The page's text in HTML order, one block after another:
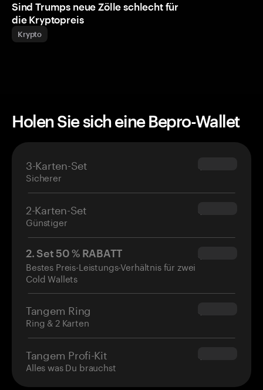
Sind Trumps neue Zölle schlecht für
die Kryptopreis
Krypto
Holen Sie sich eine Bepro-Wallet
3-Karten-Set
Sicherer
$69.90
2-Karten-Set
Günstiger
$54.90
2. Set 50 % RABATT
Bestes Preis-Leistungs-Verhältnis für zwei
Cold Wallets
$34.95
Tangem Ring
Ring & 2 Karten
$160.00
Tangem Profi-Kit
Alles was Du brauchst
$180.00